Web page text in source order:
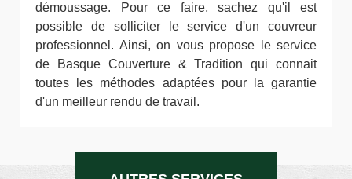
démoussage. Pour ce faire, sachez qu'il est
possible de solliciter le service d'un couvreur
professionnel. Ainsi, on vous propose le service
de Basque Couverture & Tradition qui connait
toutes les méthodes adaptées pour la garantie
d'un meilleur rendu de travail.